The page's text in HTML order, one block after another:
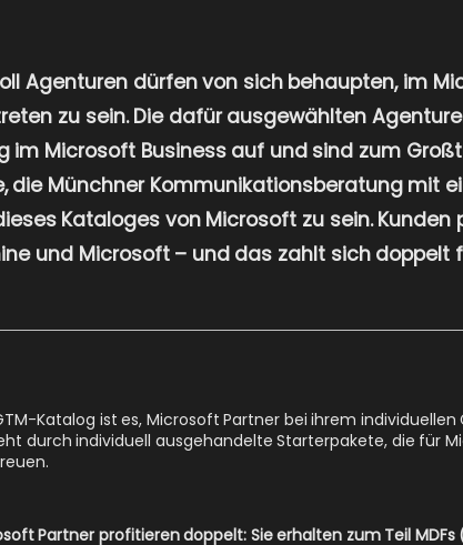
Agenturen dürfen von sich behaupten, im
zu sein. Die dafür ausgewählten
im Microsoft Business auf und sind zum
die Münchner Kommunikationsberatung mit
Kataloges von Microsoft zu sein. Kunden
und Microsoft – und das zahlt sich doppelt
Katalog ist es, Microsoft Partner bei ihrem
durch individuell ausgehandelte Starterpakete, die für
Partner profitieren doppelt: Sie erhalten zum Teil